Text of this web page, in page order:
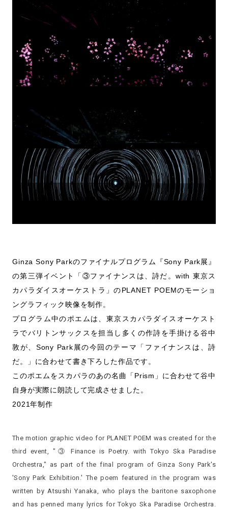
Ginza Sony Parkのファイナルプログラム『Sony Park展』
の第三弾イベント「③ファイナンスは、詩だ。with 東京ス
カパラダイスオーケストラ」のPLANET POEMのモーショ
ングラフィック映像を制作。
プログラム中のポエムは、東京スカパラダイスオーケスト
ラでバリトンサックスを担当し多くの作詩を手掛ける谷中
敦が、Sony Park展の今回のテーマ「ファイナンスは、詩
だ。」に合わせて書き下ろした作品です。
このポエムをスカパラのあの名曲「Prism」に合わせて谷中
自身が実際に朗読して完成させました。
2021年制作
The motion graphic video for PLANET POEM was created for the
third event, "③ Finance is Poetry. with Tokyo Ska Paradise
Orchestra," as part of the final program of Ginza Sony Park's
'Sony Park Exhibition.' The poem featured in the program was
written by Atsushi Yanaka, who plays the baritone saxophone
and has penned many lyrics for Tokyo Ska Paradise Orchestra.